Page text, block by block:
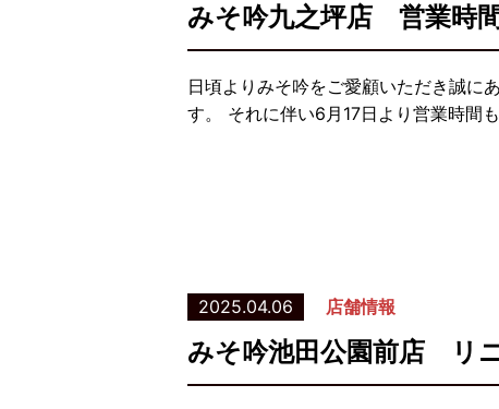
みそ吟九之坪店 営業時
日頃よりみそ吟をご愛顧いただき誠に
す。 それに伴い6月17日より営業時間
2025.04.06 店舗情報
みそ吟池田公園前店 リ